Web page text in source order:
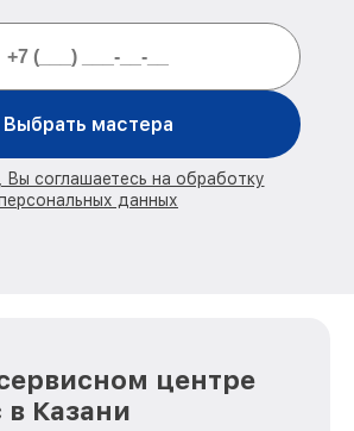
Выбрать мастера
Вы соглашаетесь на обработку
данных
центре
в Казани